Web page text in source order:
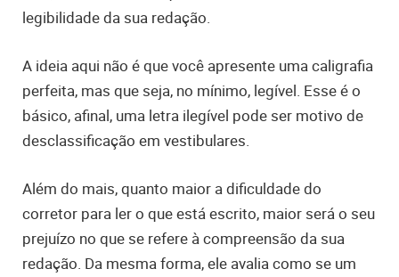
legibilidade da sua redação.
A ideia aqui não é que você apresente uma caligrafia
perfeita, mas que seja, no mínimo, legível. Esse é o
básico, afinal, uma letra ilegível pode ser motivo de
desclassificação em vestibulares.
Além do mais, quanto maior a dificuldade do
corretor para ler o que está escrito, maior será o seu
prejuízo no que se refere à compreensão da sua
redação. Da mesma forma, ele avalia como se um